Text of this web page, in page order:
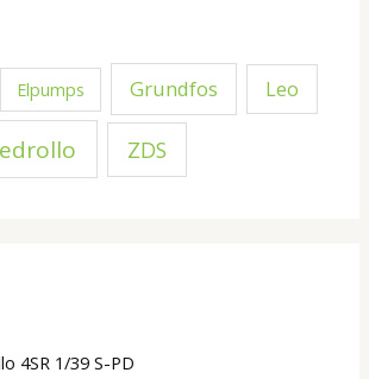
Elpumps Grundfos Leo
ZDS
4SR 1/39 S-PD